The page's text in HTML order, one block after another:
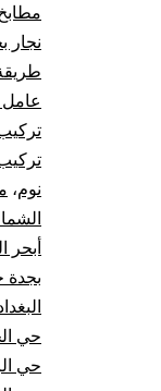
نجار
عامل
نوم،
أبحر
بجدة
حي
حي